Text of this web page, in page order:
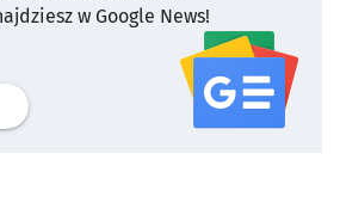
w Google News!
profil serwisu